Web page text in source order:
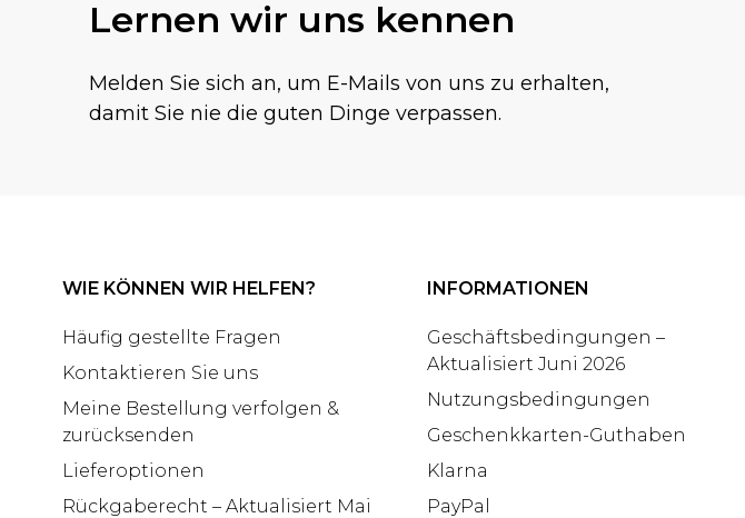
Lernen wir uns kennen
Melden Sie sich an, um E-Mails von uns zu erhalten,
damit Sie nie die guten Dinge verpassen.
WIE KÖNNEN WIR HELFEN?
Häufig gestellte Fragen
Kontaktieren Sie uns
Meine Bestellung verfolgen &
zurücksenden
Lieferoptionen
Rückgaberecht – Aktualisiert Mai
INFORMATIONEN
Geschäftsbedingungen –
Aktualisiert Juni 2026
Nutzungsbedingungen
Geschenkkarten-Guthaben
Klarna
PayPal